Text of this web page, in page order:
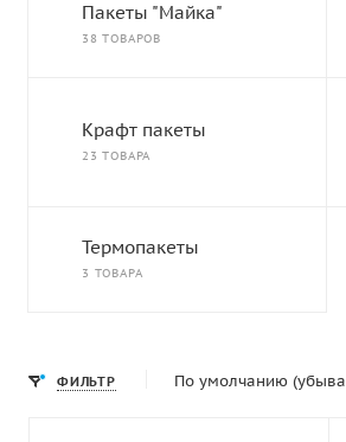
Пакеты "Майка"
38 ТОВАРОВ
Крафт пакеты
23 ТОВАРА
Термопакеты
3 ТОВАРА
ФИЛЬТР По умолчанию